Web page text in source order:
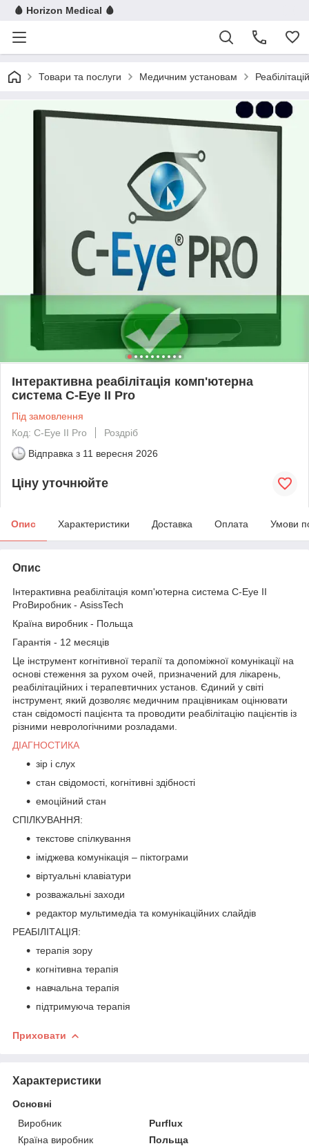
🩸 Horizon Medical 🩸
Товари та послуги Медичним установам
Інтерактивна реабілітація комп'ютерна
система C-Eye II Pro
Під замовлення
Код: C-Eye II Pro
Роздріб
Відправка з 11 вересня 2026
Ціну уточнюйте
Опис Характеристики Доставка Оплата Умови
Опис
Інтерактивна реабілітація комп'ютерна система C-Eye II
ProВиробник - AsissTech
Країна виробник - Польща
Гарантія - 12 месяців
Це інструмент когнітивної терапії та допоміжної комунікації на
основі стеження за рухом очей, призначений для лікарень,
реабілітаційних і терапевтичних установ. Єдиний у світі
інструмент, який дозволяє медичним працівникам оцінювати
стан свідомості пацієнта та проводити реабілітацію пацієнтів із
різними неврологічними розладами.
ДІАГНОСТИКА
зір і слух
стан свідомості, когнітивні здібності
емоційний стан
СПІЛКУВАННЯ:
текстове спілкування
іміджева комунікація – піктограми
віртуальні клавіатури
розважальні заходи
редактор мультимедіа та комунікаційних слайдів
РЕАБІЛІТАЦІЯ:
терапія зору
когнітивна терапія
навчальна терапія
підтримуюча терапія
Приховати
Характеристики
Основні
Виробник
Purflux
Країна виробник
Польща